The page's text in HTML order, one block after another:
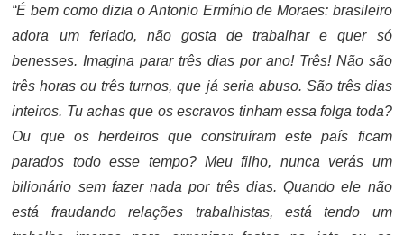
“É bem como dizia o Antonio Ermínio de Moraes: brasileiro
adora um feriado, não gosta de trabalhar e quer só
benesses. Imagina parar três dias por ano! Três! Não são
três horas ou três turnos, que já seria abuso. São três dias
inteiros. Tu achas que os escravos tinham essa folga toda?
Ou que os herdeiros que construíram este país ficam
parados todo esse tempo? Meu filho, nunca verás um
bilionário sem fazer nada por três dias. Quando ele não
está fraudando relações trabalhistas, está tendo um